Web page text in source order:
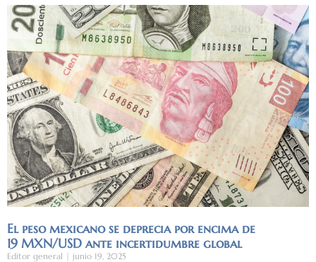
El peso mexicano se deprecia por encima de
19 MXN/USD ante incertidumbre global
Editor general junio 19, 2025